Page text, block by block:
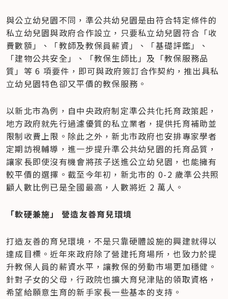
與公立幼兒園不同，準公共幼兒園是由符合特定條件的
私立幼兒園與政府合作設立，只要私立幼兒園符合「收
費數額」、「教師及教保員薪資」、「基礎評鑑」、
「建物公共安全」、「教保生師比」及「教保服務品
質」等 6 項要件，即可與政府簽訂合作契約，推出具私
立幼兒園特色卻又平價的教保服務。
以新北市為例，自中央政府制定準公共化托育政策起，
地方政府就先行過濾優質的私立業者，提供托育補助並
限制收費上限。除此之外，新北市政府也安排專家學者
定期訪視輔導，進一步提升準公共幼兒園的托育品質，
讓家長即使沒有機會將孩子送進公立幼兒園，也能擁有
較平價的選擇。截至今年初，新北市的 0-2 歲準公共照
顧人數比例已是全國最高，人數將近 2 萬人。
「軟硬兼施」 營造友善育兒環境
打造友善的育兒環境，不是只靠硬體設施的興建就得以
達成目標。近年來政府除了營建托育場所，也致力於提
升教保人員的薪資水平，讓教保的勞動市場更加穩健。
針對子女的父母，行政院也擴大育兒津貼的領取資格，
希望給願意生育的新手家長一些基本的支持。